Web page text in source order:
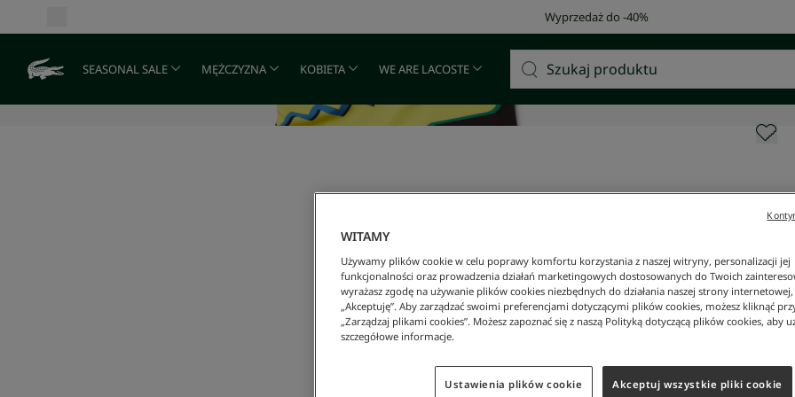
Darmowa dostawa od 400 zł!
SEASONAL SALE MĘŻCZYZNA KOBIETA WE ARE LACOSTE
WITAMY
Używamy plików cookie w celu poprawy komfortu korzystania z naszej witryny, personalizacji jej
funkcjonalności oraz prowadzenia działań marketingowych dostosowanych do Twoich
wyrażasz zgodę na używanie plików cookies niezbędnych do działania naszej strony
„Akceptuję”. Aby zarządzać swoimi preferencjami dotyczącymi plików cookies, możesz kliknąć
„Zarządzaj plikami cookies”. Możesz zapoznać się z naszą Polityką dotyczącą plików cookies, aby
szczegółowe informacje.
Ustawienia plików cookie Akceptuj wszystkie pliki cookie